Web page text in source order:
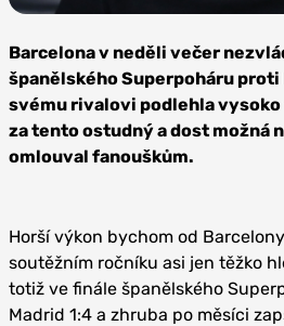
Depositphotos
Barcelona v neděli večer
španělského Superpoháru proti
svému rivalovi podlehla vysoko
za tento ostudný a dost možná
omlouval fanouškům.
Horší výkon bychom od
soutěžním ročníku asi jen těžko
totiž ve finále španělského
Madrid 1:4 a zhruba po měsíci